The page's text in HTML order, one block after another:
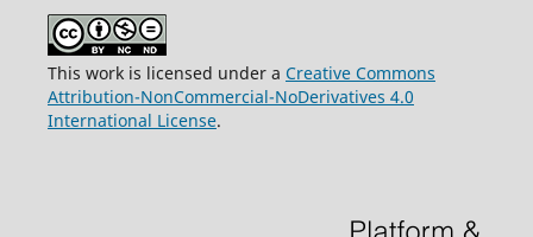
This work is licensed under a Creative Commons
Attribution-NonCommercial-NoDerivatives 4.0
International License.